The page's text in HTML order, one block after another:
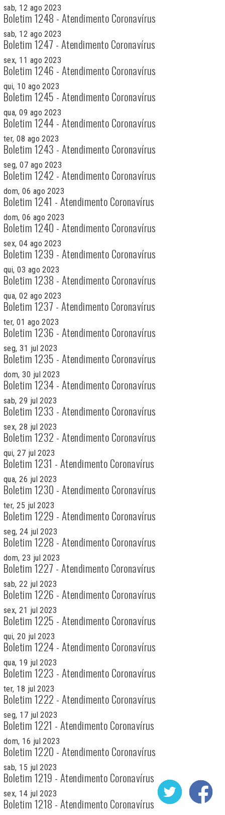
sab, 12 ago 2023
Boletim 1248 - Atendimento Coronavírus
sab, 12 ago 2023
Boletim 1247 - Atendimento Coronavírus
sex, 11 ago 2023
Boletim 1246 - Atendimento Coronavírus
qui, 10 ago 2023
Boletim 1245 - Atendimento Coronavírus
qua, 09 ago 2023
Boletim 1244 - Atendimento Coronavírus
ter, 08 ago 2023
Boletim 1243 - Atendimento Coronavírus
seg, 07 ago 2023
Boletim 1242 - Atendimento Coronavírus
dom, 06 ago 2023
Boletim 1241 - Atendimento Coronavírus
dom, 06 ago 2023
Boletim 1240 - Atendimento Coronavírus
sex, 04 ago 2023
Boletim 1239 - Atendimento Coronavírus
qui, 03 ago 2023
Boletim 1238 - Atendimento Coronavírus
qua, 02 ago 2023
Boletim 1237 - Atendimento Coronavírus
ter, 01 ago 2023
Boletim 1236 - Atendimento Coronavírus
seg, 31 jul 2023
Boletim 1235 - Atendimento Coronavírus
dom, 30 jul 2023
Boletim 1234 - Atendimento Coronavírus
sab, 29 jul 2023
Boletim 1233 - Atendimento Coronavírus
sex, 28 jul 2023
Boletim 1232 - Atendimento Coronavírus
qui, 27 jul 2023
Boletim 1231 - Atendimento Coronavírus
qua, 26 jul 2023
Boletim 1230 - Atendimento Coronavírus
ter, 25 jul 2023
Boletim 1229 - Atendimento Coronavírus
seg, 24 jul 2023
Boletim 1228 - Atendimento Coronavírus
dom, 23 jul 2023
Boletim 1227 - Atendimento Coronavírus
sab, 22 jul 2023
Boletim 1226 - Atendimento Coronavírus
sex, 21 jul 2023
Boletim 1225 - Atendimento Coronavírus
qui, 20 jul 2023
Boletim 1224 - Atendimento Coronavírus
qua, 19 jul 2023
Boletim 1223 - Atendimento Coronavírus
ter, 18 jul 2023
Boletim 1222 - Atendimento Coronavírus
seg, 17 jul 2023
Boletim 1221 - Atendimento Coronavírus
dom, 16 jul 2023
Boletim 1220 - Atendimento Coronavírus
sab, 15 jul 2023
Boletim 1219 - Atendimento Coronavírus
sex, 14 jul 2023
Boletim 1218 - Atendimento Coronavírus